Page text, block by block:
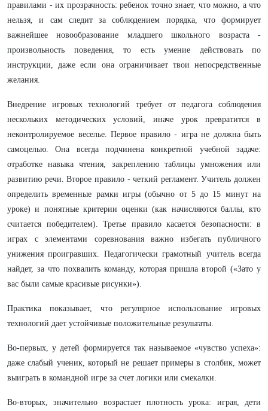
правилами - их прозрачность: ребенок точно знает, что можно, а что
нельзя, и сам следит за соблюдением порядка, что формирует
важнейшее новообразование младшего школьного возраста -
произвольность поведения, то есть умение действовать по
инструкции, даже если она ограничивает твои непосредственные
желания.
Внедрение игровых технологий требует от педагога соблюдения
нескольких методических условий, иначе урок превратится в
неконтролируемое веселье. Первое правило - игра не должна быть
самоцелью. Она всегда подчинена конкретной учебной задаче:
отработке навыка чтения, закреплению таблицы умножения или
развитию речи. Второе правило - четкий регламент. Учитель должен
определить временные рамки игры (обычно от 5 до 15 минут на
уроке) и понятные критерии оценки (как начисляются баллы, кто
считается победителем). Третье правило касается безопасности: в
играх с элементами соревнования важно избегать публичного
унижения проигравших. Педагогически грамотный учитель всегда
найдет, за что похвалить команду, которая пришла второй («Зато у
вас были самые красивые рисунки»).
Практика показывает, что регулярное использование игровых
технологий дает устойчивые положительные результаты.
Во-первых, у детей формируется так называемое «чувство успеха»:
даже слабый ученик, который не решает примеры в столбик, может
выиграть в командной игре за счет логики или смекалки.
Во-вторых, значительно возрастает плотность урока: играя, дети